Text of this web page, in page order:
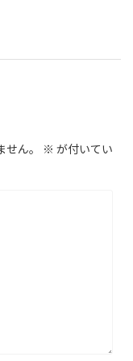
ん。 ※ が付いてい